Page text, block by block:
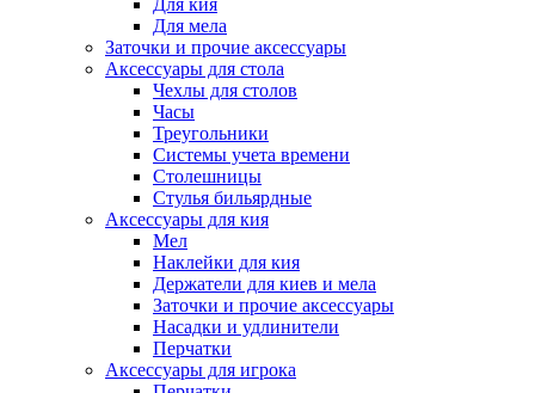
Для кия
Для мела
Заточки и прочие аксессуары
Аксессуары для стола
Чехлы для столов
Часы
Треугольники
Системы учета времени
Столешницы
Стулья бильярдные
Аксессуары для кия
Мел
Наклейки для кия
Держатели для киев и мела
Заточки и прочие аксессуары
Насадки и удлинители
Перчатки
Аксессуары для игрока